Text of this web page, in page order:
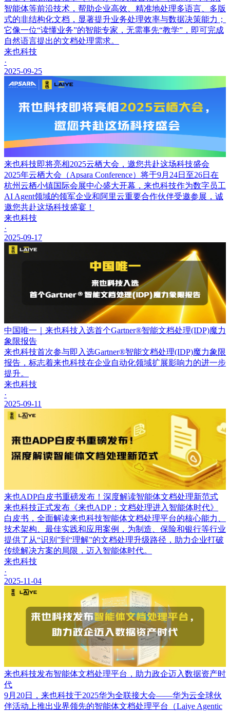
智能体等前沿技术，帮助企业高效、精准地处理多语言、多版
式的非结构化文档，显著提升业务处理效率与数据决策能力；
它像一位“读懂业务”的智能专家，无需事先“教学”，即可完成
自然语言提出的文档处理需求。
来也科技
·
2025-09-25
来也科技即将亮相2025云栖大会，邀您共赴这场科技盛会
2025年云栖大会（Apsara Conference）将于9月24日至26日在
杭州云栖小镇国际会展中心盛大开幕，来也科技作为数字员工
AI Agent领域的领军企业和阿里云重要合作伙伴受邀参展，诚
邀您共赴这场科技盛宴！
来也科技
·
2025-09-17
中国唯一｜来也科技入选首个Gartner®智能文档处理(IDP)魔力
象限报告
来也科技首次参与即入选Gartner®智能文档处理(IDP)魔力象限
报告，标志着来也科技在企业自动化领域扩展影响力的进一步
提升。
来也科技
·
2025-09-11
来也ADP白皮书重磅发布！深度解读智能体文档处理新范式
来也科技正式发布《来也ADP：文档处理进入智能体时代》
白皮书，全面解读来也科技智能体文档处理平台的核心能力、
技术架构、最佳实践和应用案例，为制造、保险和银行等行业
提供了从“识别”到“理解”的文档处理升级路径，助力企业打破
传统解决方案的局限，迈入智能体时代。
来也科技
·
2025-11-04
来也科技发布智能体文档处理平台，助力政企迈入数据资产时
代
9月20日，来也科技于2025华为全联接大会——华为云全球伙
伴活动上推出业界领先的智能体文档处理平台（Laiye Agentic